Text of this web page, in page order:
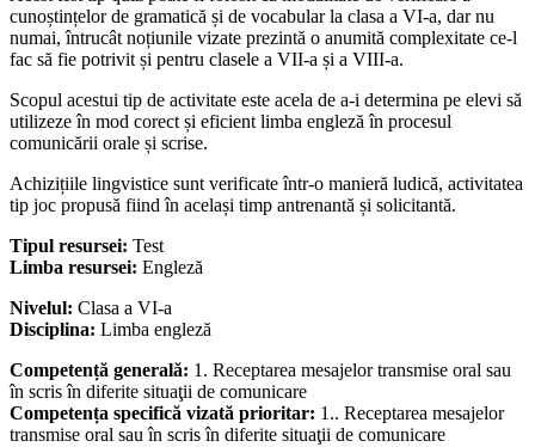
cunoștințelor de gramatică și de vocabular la clasa a VI-a, dar nu
numai, întrucât noțiunile vizate prezintă o anumită complexitate ce-l
fac să fie potrivit și pentru clasele a VII-a și a VIII-a.
Scopul acestui tip de activitate este acela de a-i determina pe elevi să
utilizeze în mod corect și eficient limba engleză în procesul
comunicării orale și scrise.
Achizițiile lingvistice sunt verificate într-o manieră ludică, activitatea
tip joc propusă fiind în același timp antrenantă și solicitantă.
Tipul resursei: Test
Limba resursei: Engleză
Nivelul: Clasa a VI-a
Disciplina: Limba engleză
Competență generală: 1. Receptarea mesajelor transmise oral sau
în scris în diferite situaţii de comunicare
Competența specifică vizată prioritar: 1.. Receptarea mesajelor
transmise oral sau în scris în diferite situaţii de comunicare